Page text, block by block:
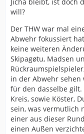
will?
Der THW war mal
Abwehr fokussiert
keine weiteren
Skipagøtu, Madsen
in der Abwehr
für den dasselbe gilt.
Kreis, sowie Köster,
sein, was vermutlich
einer aus dieser
einen Außen